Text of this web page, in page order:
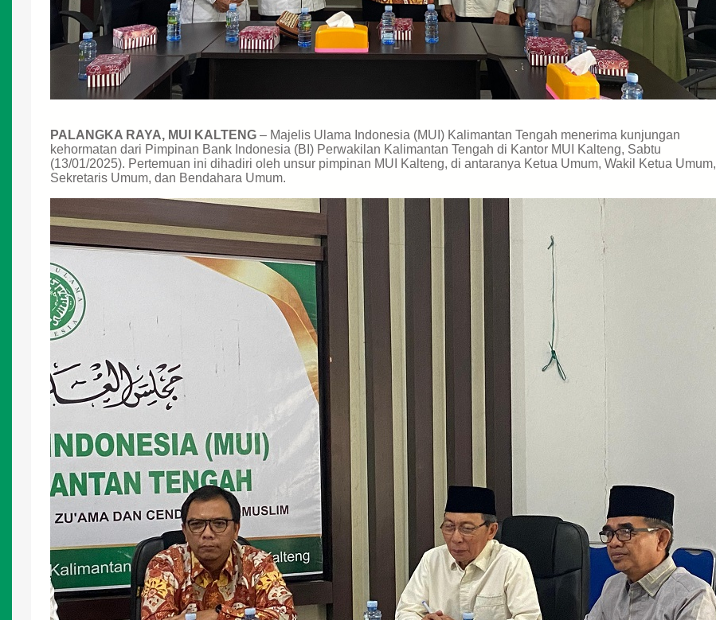
PALANGKA RAYA, MUI KALTENG – Majelis Ulama Indonesia (MUI) Kalimantan Tengah menerima kunjungan
kehormatan dari Pimpinan Bank Indonesia (BI) Perwakilan Kalimantan Tengah di Kantor MUI Kalteng, Sabtu
(13/01/2025). Pertemuan ini dihadiri oleh unsur pimpinan MUI Kalteng, di antaranya Ketua Umum, Wakil Ketua Umum,
Sekretaris Umum, dan Bendahara Umum.